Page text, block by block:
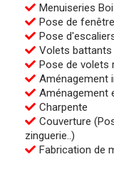
Menuiseries
Pose de
Pose
Volets battants
Pose de volets
Aménagement
Aménagement
Charpente
Couverture
zinguerie..)
Fabrication de